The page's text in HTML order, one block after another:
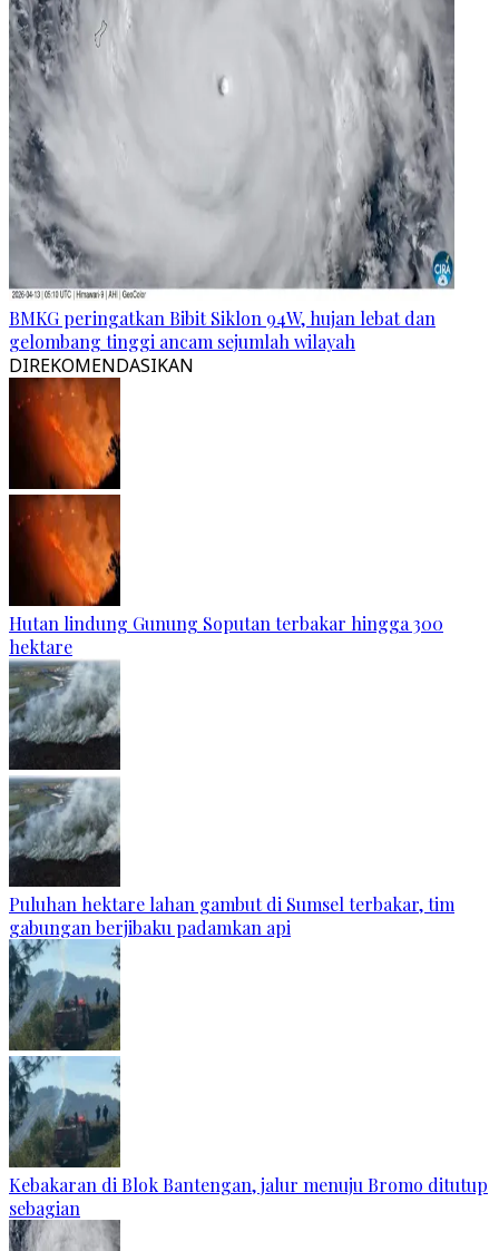
BMKG peringatkan Bibit Siklon 94W, hujan lebat dan
gelombang tinggi ancam sejumlah wilayah
DIREKOMENDASIKAN
Hutan lindung Gunung Soputan terbakar hingga 300
hektare
Puluhan hektare lahan gambut di Sumsel terbakar, tim
gabungan berjibaku padamkan api
Kebakaran di Blok Bantengan, jalur menuju Bromo ditutup
sebagian